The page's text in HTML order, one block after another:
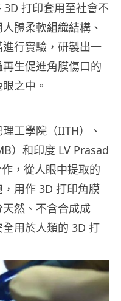
打印套用至社會不
體柔軟組織結構、
行實驗，研製出一
生促進角膜傷口的
之中。
工學院（IITH）、
）和印度 LV Prasad
，從人眼中提取的
用作 3D 打印角膜
然、不含合成成
用於人類的 3D 打